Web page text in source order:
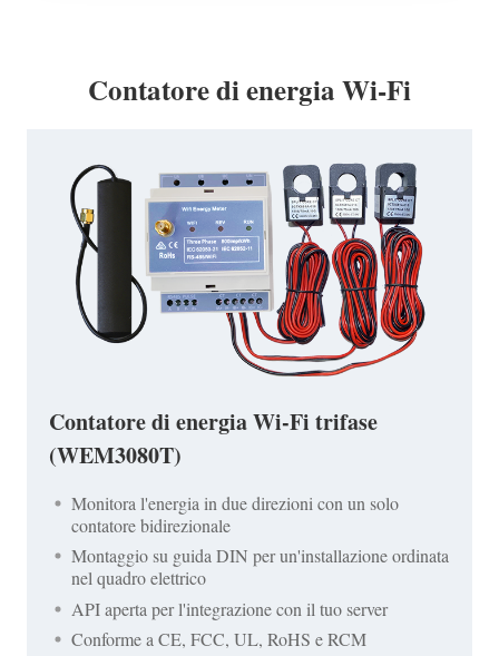
Contatore di energia Wi-Fi
Contatore di energia Wi-Fi trifase
(WEM3080T)
Monitora l'energia in due direzioni con un solo
contatore bidirezionale
Montaggio su guida DIN per un'installazione ordinata
nel quadro elettrico
API aperta per l'integrazione con il tuo server
Conforme a CE, FCC, UL, RoHS e RCM